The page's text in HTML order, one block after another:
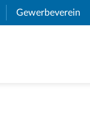
(External Link)
Gewerbeverein